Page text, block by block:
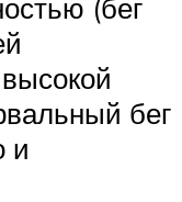
(бег
бег
и